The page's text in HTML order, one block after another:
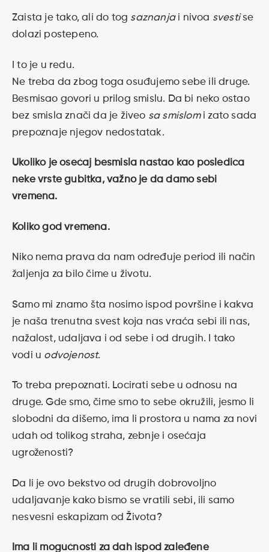
Zaista je tako, ali do tog saznanjai nivoa svestise
dolazi postepeno.
I to je u redu.
Ne treba da zbog toga osuđujemo sebe ili druge.
Besmisao govori u prilog smislu. Da bi neko ostao
bez smisla znači da je živeo sa smislomi zato sada
prepoznaje njegov nedostatak.
Ukoliko je osećaj besmisla nastao kao posledica
neke vrste gubitka, važno je da damo sebi
vremena.
Koliko god vremena.
Niko nema prava da nam određuje period ili način
žaljenja za bilo čime u životu.
Samo mi znamo šta nosimo ispod površine i kakva
je naša trenutna svest koja nas vraća sebi ili nas,
nažalost, udaljava i od sebe i od drugih. I tako
vodi u odvojenost.
To treba prepoznati. Locirati sebe u odnosu na
druge. Gde smo, čime smo to sebe okružili, jesmo li
slobodni da dišemo, ima li prostora u nama za novi
udah od tolikog straha, zebnje i osećaja
ugroženosti?
Da li je ovo bekstvo od drugih dobrovoljno
udaljavanje kako bismo se vratili sebi, ili samo
nesvesni eskapizam od Života?
Ima li mogućnosti za dah ispod zaleđene